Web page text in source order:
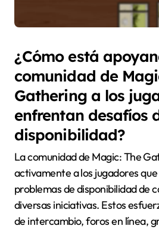
¿Cómo está
comunidad de
Gathering a los
enfrentan desafíos
disponibilidad?
La comunidad de Magic: The
activamente a los jugadores
problemas de disponibilidad de
diversas iniciativas. Estos
de intercambio, foros en línea,